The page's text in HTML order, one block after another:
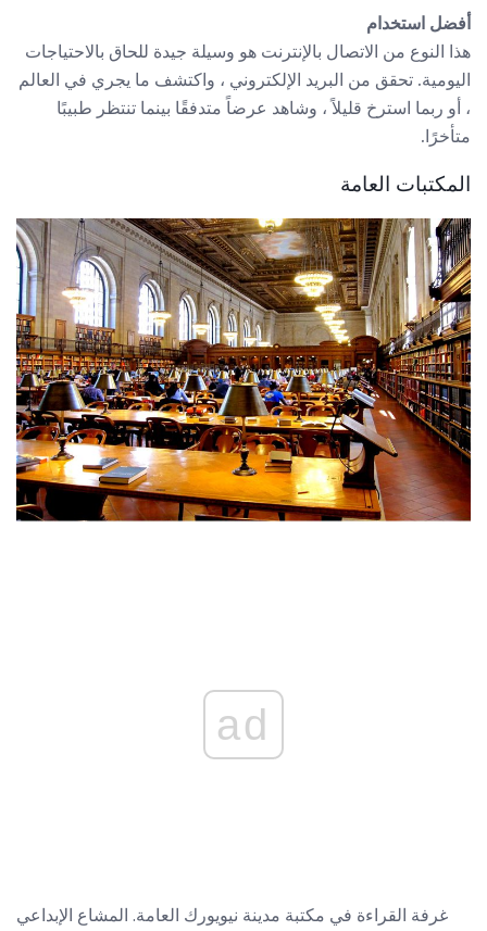
أفضل استخدام
هذا النوع من الاتصال بالإنترنت هو وسيلة جيدة للحاق بالاحتياجات
اليومية. تحقق من البريد الإلكتروني ، واكتشف ما يجري في العالم
، أو ربما استرخ قليلاً ، وشاهد عرضاً متدفقًا بينما تنتظر طبيبًا
متأخرًا.
المكتبات العامة
ad
غرفة القراءة في مكتبة مدينة نيويورك العامة. المشاع الإبداعي